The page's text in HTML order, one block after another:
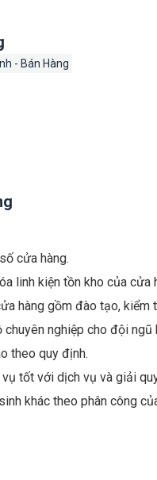
- Bán Hàng
cửa hàng.
linh kiện tồn kho của cửa
hàng gồm đào tạo, kiểm
nghiệp cho đội ngũ
theo quy định.
tốt với dịch vụ và giải